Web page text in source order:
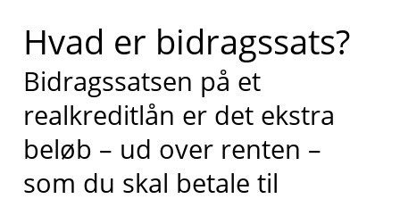
Hvad er bidragssats?
Bidragssatsen på et
realkreditlån er det ekstra
beløb – ud over renten –
som du skal betale til